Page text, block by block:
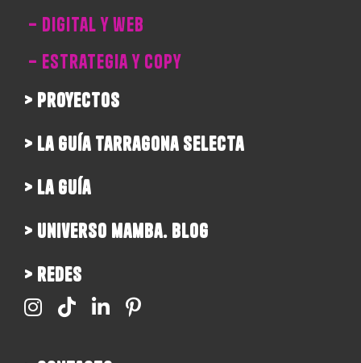
– digital y web
– estrategia y copy
> proyectos
> la guía tarragona selecta
> la guía
> universo mamba. blog
> redes